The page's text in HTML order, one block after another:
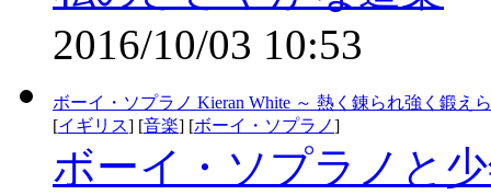
2016/10/03 10:53
ボーイ・ソプラノ Kieran White ～ 熱く錬られ強く鍛え
[イギリス] [音楽] [ボーイ・ソプラノ]
ボーイ・ソプラノと